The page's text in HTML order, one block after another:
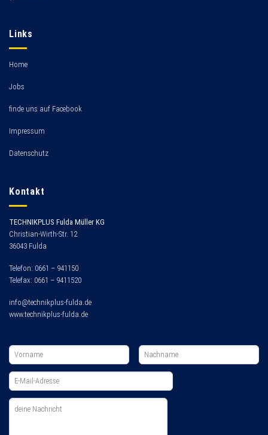
Links
Home
Jobs
finde uns auf Facebook
Impressum
Datenschutz
Kontakt
TECHNIKPLUS Fulda Müller KG
Christian-Wirth-Str. 12
36043 Fulda
Telefon: 0661 – 941150
Telefax: 0661 – 9411520
info@technikplus-fulda.de
www.technikplus-fulda.de